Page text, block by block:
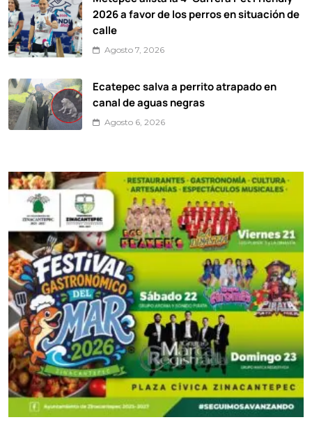
2026 a favor de los perros en situación de
calle
Agosto 7, 2026
Ecatepec salva a perrito atrapado en
canal de aguas negras
Agosto 6, 2026